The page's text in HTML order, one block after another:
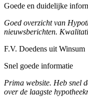
Goede en duidelijke
Goed overzicht van
nieuwsberichten.
F.V. Doedens uit Winsum
Snel goede informatie
Prima website. Heb snel
over de laagste